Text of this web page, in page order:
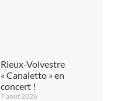
Rieux-Volvestre
« Canaletto » en
concert !
7 août 2026